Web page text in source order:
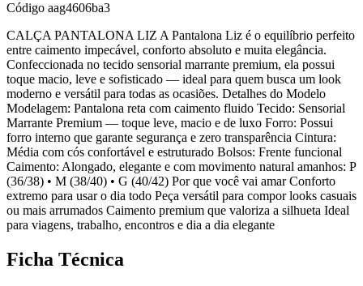
Código aag4606ba3
CALÇA PANTALONA LIZ A Pantalona Liz é o equilíbrio perfeito
entre caimento impecável, conforto absoluto e muita elegância.
Confeccionada no tecido sensorial marrante premium, ela possui
toque macio, leve e sofisticado — ideal para quem busca um look
moderno e versátil para todas as ocasiões. Detalhes do Modelo
Modelagem: Pantalona reta com caimento fluido Tecido: Sensorial
Marrante Premium — toque leve, macio e de luxo Forro: Possui
forro interno que garante segurança e zero transparência Cintura:
Média com cós confortável e estruturado Bolsos: Frente funcional
Caimento: Alongado, elegante e com movimento natural amanhos: P
(36/38) • M (38/40) • G (40/42) Por que você vai amar Conforto
extremo para usar o dia todo Peça versátil para compor looks casuais
ou mais arrumados Caimento premium que valoriza a silhueta Ideal
para viagens, trabalho, encontros e dia a dia elegante
Ficha Técnica